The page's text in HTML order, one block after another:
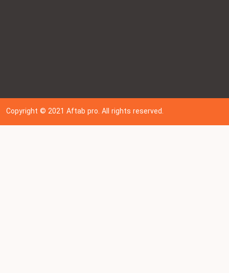
Copyright © 202 1Aftab pro. All rights reserved.